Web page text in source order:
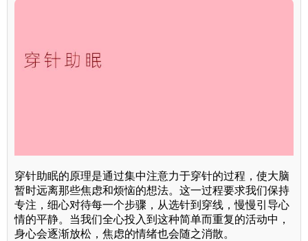
穿针助眠的原理是通过集中注意力于穿针的过程，使大脑
暂时远离那些焦虑和烦恼的想法。这一过程要求我们保持
专注，细心对待每一个步骤，从选针到穿线，慢慢引导心
情的平静。当我们全心投入到这种简单而重复的活动中，
身心会逐渐放松，焦虑的情绪也会随之消散。